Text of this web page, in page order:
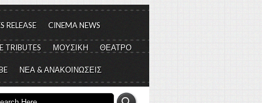
RELEASE CINEMA NEWS
TRIBUTES ΜΟΥΣΙΚΗ ΘΕΑΤΡΟ
ΝΕΑ & ΑΝΑΚΟΙΝΩΣΕΙΣ